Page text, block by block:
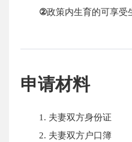
②政策内生育的可享受
申请材料
1. 夫妻双方身份证
2. 夫妻双方户口簿